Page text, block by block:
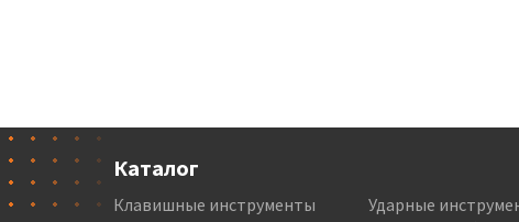
Каталог
Клавишные инструменты
Ударные